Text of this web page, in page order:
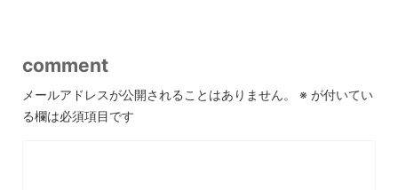
comment
メールアドレスが公開されることはありません。 ※ が付いてい
る欄は必須項目です